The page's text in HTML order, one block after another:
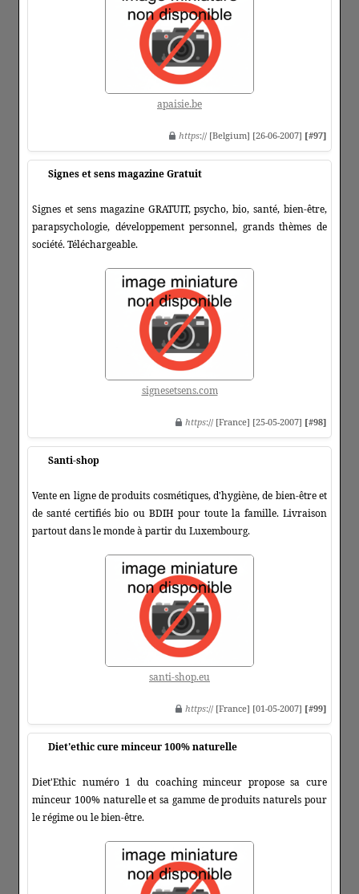
apaisie.be
https:// [Belgium] [26-06-2007] [#97]
Signes et sens magazine Gratuit
Signes et sens magazine GRATUIT, psycho, bio, santé, bien-être,
parapsychologie, développement personnel, grands thèmes de
société. Téléchargeable.
signesetsens.com
https:// [France] [25-05-2007] [#98]
Santi-shop
Vente en ligne de produits cosmétiques, d'hygiène, de bien-être et
de santé certifiés bio ou BDIH pour toute la famille. Livraison
partout dans le monde à partir du Luxembourg.
santi-shop.eu
https:// [France] [01-05-2007] [#99]
Diet'ethic cure minceur 100% naturelle
Diet'Ethic numéro 1 du coaching minceur propose sa cure
minceur 100% naturelle et sa gamme de produits naturels pour
le régime ou le bien-être.